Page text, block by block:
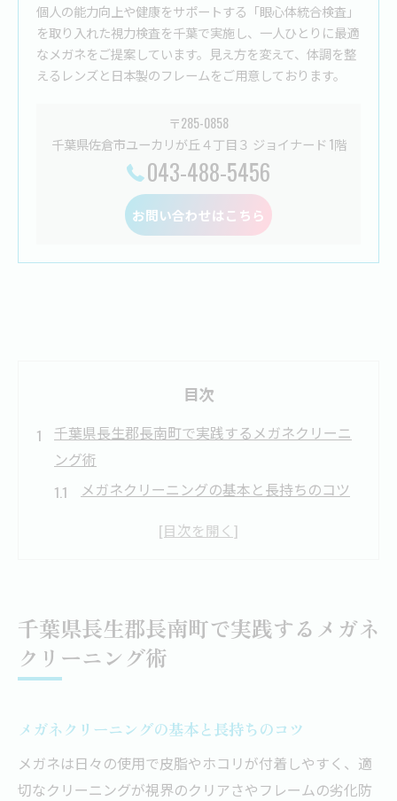
個人の能力向上や健康をサポートする「眼心体統合検査」
を取り入れた視力検査を千葉で実施し、一人ひとりに最適
なメガネをご提案しています。見え方を変えて、体調を整
えるレンズと日本製のフレームをご用意しております。
〒285-0858
千葉県佐倉市ユーカリが丘４丁目３ ジョイナード 1階
043-488-5456
お問い合わせはこちら
目次
千葉県長生郡長南町で実践するメガネクリーニ
ング術
メガネクリーニングの基本と長持ちのコツ
千葉県長生郡長南町で選ぶ店舗型メガネケ
メガネクリーニングに適したタイミングは
プロの分解洗浄でメガネに新しい輝きを
分解洗浄が必要なメガネのサインを知ろう
細部まで清潔にする分解洗浄の工程
分解洗浄後のメガネを長持ちさせる方法
千葉県長生郡長南町で実践するメガネ
クリーニング術
メガネクリーニングの基本と長持ちのコツ
メガネは日々の使用で皮脂やホコリが付着しやすく、適
切なクリーニングが視界のクリアさやフレームの劣化防